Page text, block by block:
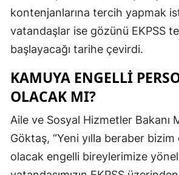
kontenjanlarına tercih yapmak
vatandaşlar ise gözünü EKPSS
başlayacağı tarihe çevirdi.
KAMUYA ENGELLİ
OLACAK MI?
Aile ve Sosyal Hizmetler Bakanı
Göktaş, “Yeni yılla beraber
olacak engelli bireylerimize